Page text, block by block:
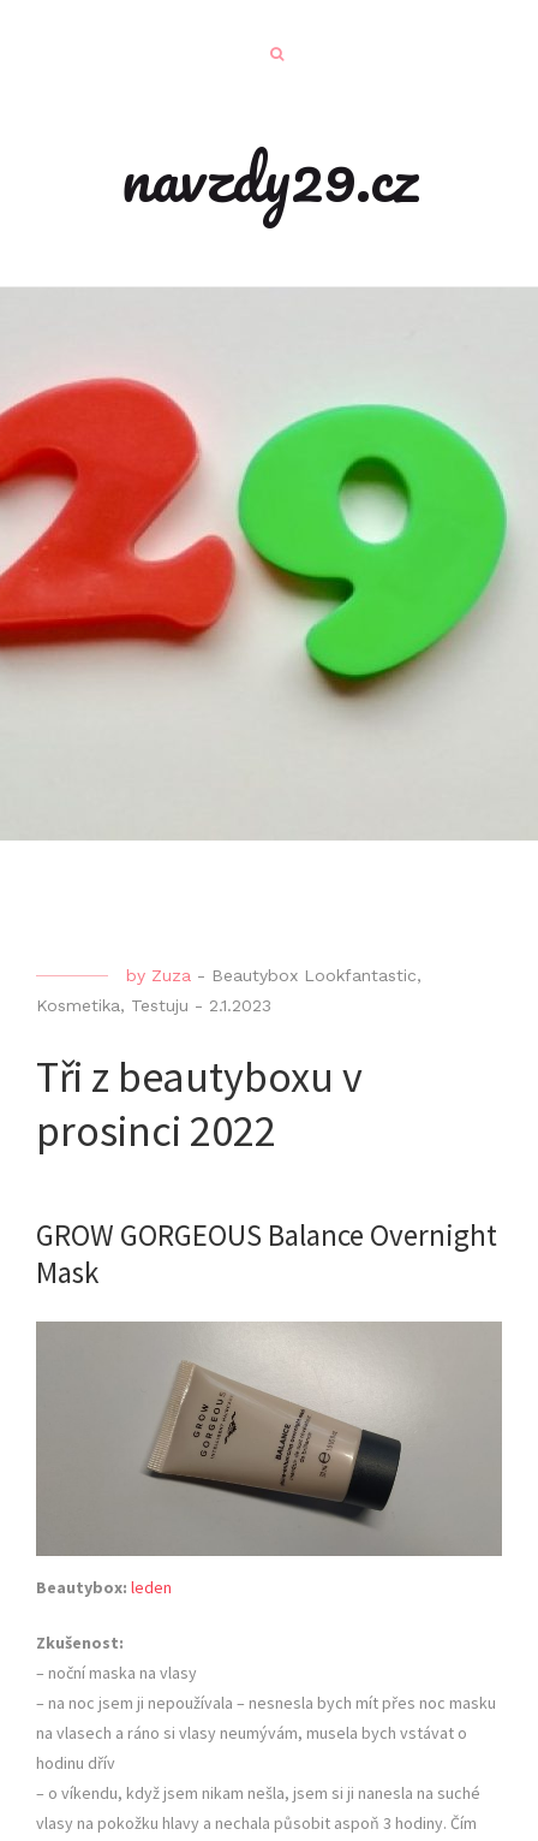
navzdy29.cz
by Zuza - Beautybox Lookfantastic,
Kosmetika, Testuju - 2.1.2023
Tři z beautyboxu v
prosinci 2022
GROW GORGEOUS Balance Overnight
Mask
Beautybox: leden
Zkušenost:
– noční maska na vlasy
– na noc jsem ji nepoužívala – nesnesla bych mít přes noc masku
na vlasech a ráno si vlasy neumývám, musela bych vstávat o
hodinu dřív
– o víkendu, když jsem nikam nešla, jsem si ji nanesla na suché
vlasy na pokožku hlavy a nechala působit aspoň 3 hodiny. Čím